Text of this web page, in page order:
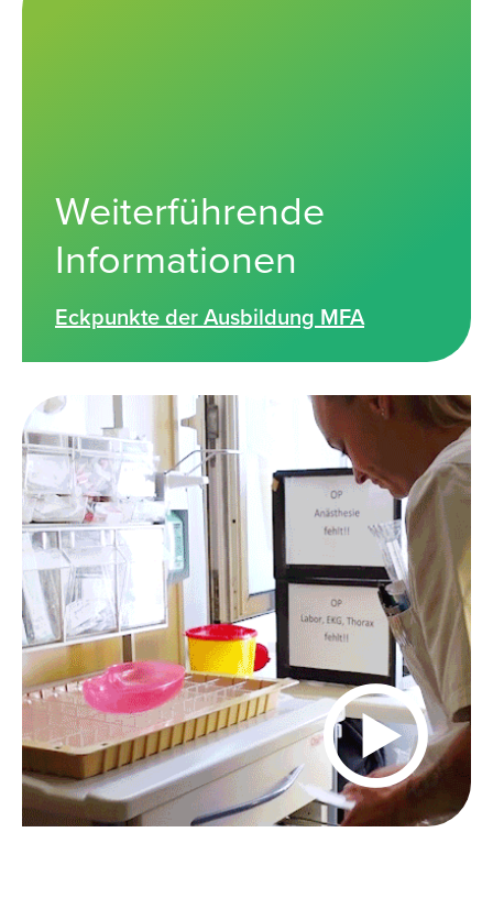
Weiterführende
Informationen
Eckpunkte der Ausbildung MFA